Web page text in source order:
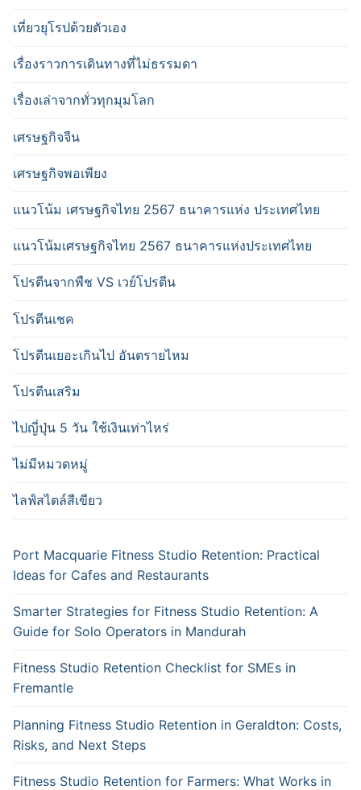
เที่ยวยุโรปด้วยตัวเอง
เรื่องราวการเดินทางที่ไม่ธรรมดา
เรื่องเล่าจากทั่วทุกมุมโลก
เศรษฐกิจจีน
เศรษฐกิจพอเพียง
แนวโน้ม เศรษฐกิจไทย 2567 ธนาคารแห่ง ประเทศไทย
แนวโน้มเศรษฐกิจไทย 2567 ธนาคารแห่งประเทศไทย
โปรตีนจากพืช VS เวย์โปรตีน
โปรตีนเชค
โปรตีนเยอะเกินไป อันตรายไหม
โปรตีนเสริม
ไปญี่ปุ่น 5 วัน ใช้เงินเท่าไหร่
ไม่มีหมวดหมู่
ไลฟ์สไตล์สีเขียว
Port Macquarie Fitness Studio Retention: Practical
Ideas for Cafes and Restaurants
Smarter Strategies for Fitness Studio Retention: A
Guide for Solo Operators in Mandurah
Fitness Studio Retention Checklist for SMEs in
Fremantle
Planning Fitness Studio Retention in Geraldton: Costs,
Risks, and Next Steps
Fitness Studio Retention for Farmers: What Works in